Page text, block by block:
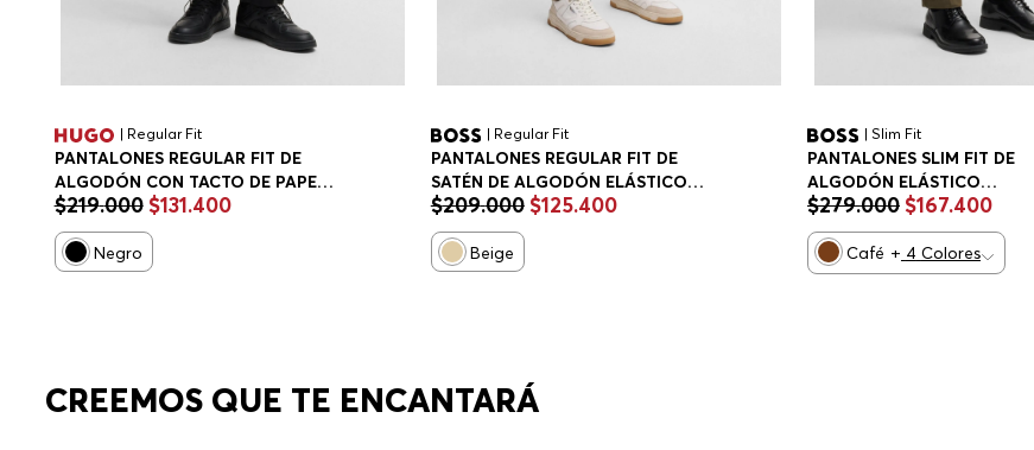
| Regular Fit
PANTALONES REGULAR FIT DE
ALGODÓN CON TACTO DE PAPEL
PANTALONES CASUALES REGULAR
FIT HOMBRE
$219.000 $131.400
Negro
| Regular Fit
PANTALONES REGULAR FIT DE
SATÉN DE ALGODÓN ELÁSTICO
PANTALONES CASUALES REGULAR
FIT HOMBRE
$209.000 $125.400
Beige
| Slim Fit
PANTALONES SLIM FIT DE
ALGODÓN ELÁSTICO
PANTALONES CASUALES
HOMBRE
$279.000 $167.400
Café + 4 Colores
CREEMOS QUE TE ENCANTARÁ